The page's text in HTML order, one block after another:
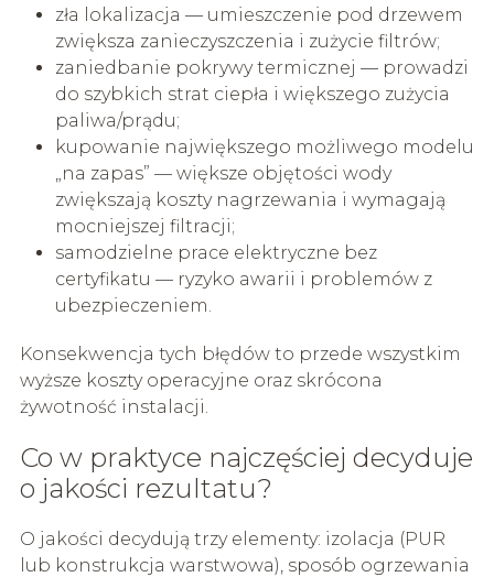
zła lokalizacja — umieszczenie pod drzewem
zwiększa zanieczyszczenia i zużycie filtrów;
zaniedbanie pokrywy termicznej — prowadzi
do szybkich strat ciepła i większego zużycia
paliwa/prądu;
kupowanie największego możliwego modelu
„na zapas” — większe objętości wody
zwiększają koszty nagrzewania i wymagają
mocniejszej filtracji;
samodzielne prace elektryczne bez
certyfikatu — ryzyko awarii i problemów z
ubezpieczeniem.
Konsekwencja tych błędów to przede wszystkim
wyższe koszty operacyjne oraz skrócona
żywotność instalacji.
Co w praktyce najczęściej decyduje
o jakości rezultatu?
O jakości decydują trzy elementy: izolacja (PUR
lub konstrukcja warstwowa), sposób ogrzewania